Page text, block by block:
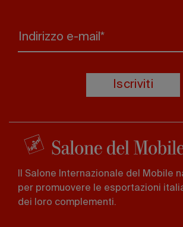
Indirizzo e-mail*
Iscriviti
Il Salone Internazionale del Mobile
per promuovere le esportazioni
dei loro complementi.